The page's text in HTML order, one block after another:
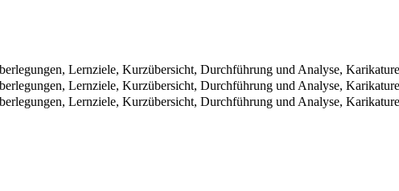
Lernziele, Kurzübersicht, Durchführung und Analyse,
Lernziele, Kurzübersicht, Durchführung und Analyse,
Lernziele, Kurzübersicht, Durchführung und Analyse,